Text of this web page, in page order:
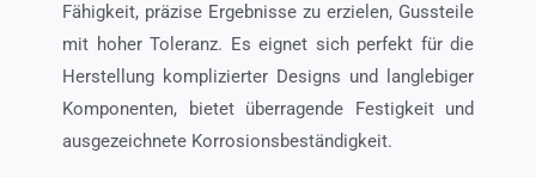
Fähigkeit, präzise Ergebnisse zu erzielen, Gussteile
mit hoher Toleranz. Es eignet sich perfekt für die
Herstellung komplizierter Designs und langlebiger
Komponenten, bietet überragende Festigkeit und
ausgezeichnete Korrosionsbeständigkeit.